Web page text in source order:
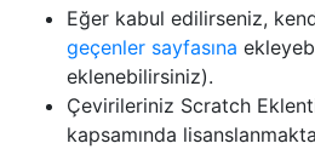
Eğer kabul edilirseniz,
geçenler sayfasına
eklenebilirsiniz).
Çevirileriniz Scratch
kapsamında